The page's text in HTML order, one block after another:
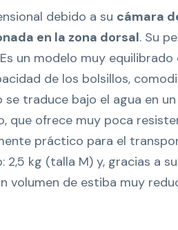
debido a su cámara
en la zona dorsal. Su
un modelo muy equilibrado
de los bolsillos,
se traduce bajo el agua en
que ofrece muy poca
práctico para el
2,5 kg (talla M) y, gracias a
volumen de estiba muy